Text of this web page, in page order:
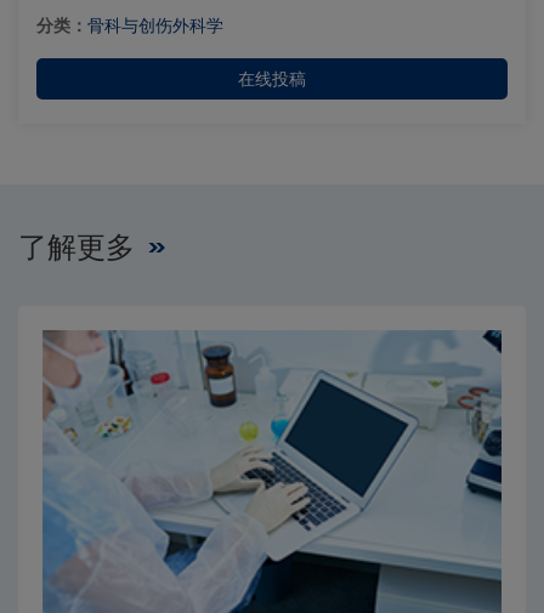
分类： 骨科与创伤外科学
在线投稿
编辑委员会 ×
Close
出版费用 ×
Close
了解更多